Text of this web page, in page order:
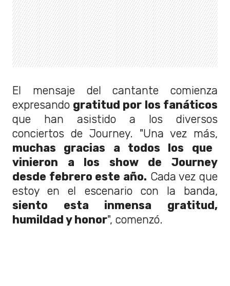
El mensaje del cantante comienza
expresando gratitud por los fanáticos
que han asistido a los diversos
conciertos de Journey. "Una vez más,
muchas gracias a todos los que
vinieron a los show de Journey
desde febrero este año. Cada vez que
estoy en el escenario con la banda,
siento esta inmensa gratitud,
humildad y honor", comenzó.